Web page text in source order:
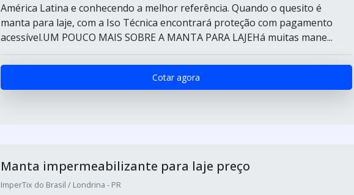
América Latina e conhecendo a melhor referência. Quando o quesito é
manta para laje, com a Iso Técnica encontrará proteção com pagamento
acessível.UM POUCO MAIS SOBRE A MANTA PARA LAJEHá muitas mane...
Cotar agora
Manta impermeabilizante para laje preço
ImperTix do Brasil / Londrina - PR